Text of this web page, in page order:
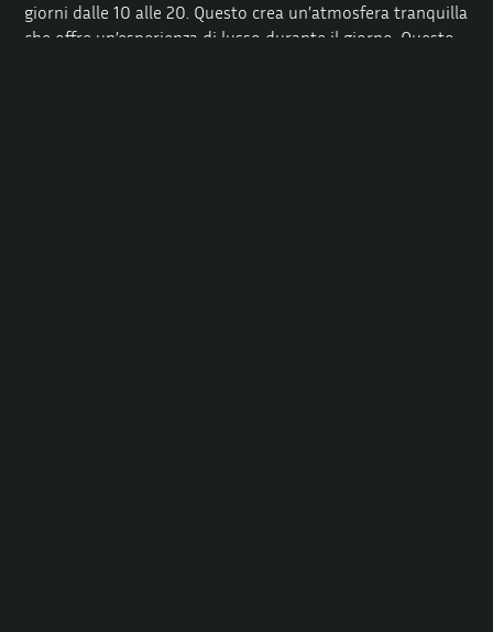
giorni dalle 10 alle 20. Questo crea un’atmosfera tranquilla
che offre un’esperienza di lusso durante il giorno. Questo